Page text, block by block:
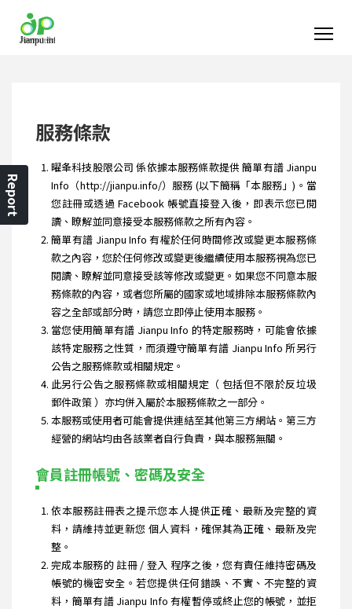
服務條款
曜夆科技股限公司 係依據本服務條款提供 簡單有譜 Jianpu
Info（http://jianpu.info/）服務 (以下簡稱「本服務」)。當
您註冊或透過 Facebook 帳號直接登入後，即表示您已閱
讀、瞭解並同意接受本服務條款之所有內容。
簡單有譜 Jianpu Info 有權於任何時間修改或變更本服務條
款之內容，您於任何修改或變更後繼續使用本服務視為您已
閱讀、瞭解並同意接受該等修改或變更。如果您不同意本服
務條款的內容，或者您所屬的國家或地域排除本服務條款內
容之全部或部分時，請您立即停止使用本服務。
當您使用簡單有譜 Jianpu Info 的特定服務時，可能會依據
該特定服務之性質，而須遵守簡單有譜 Jianpu Info 所另行
公告之服務條款或相關規定。
此另行公告之服務條款或相關規定（ 包括但不限於反垃圾
郵件政策 ）亦均併入屬於本服務條款之一部分。
本服務或使用者可能會提供連結至其他第三方網站。第三方
經營的網站均由各該業者自行負責，與本服務無關。
會員註冊帳號、密碼及安全
依本服務註冊表之提示您本人提供正確、最新及完整的資
料，請維持並更新您 個人資料，確保其為正確、最新及完
整。
完成本服務的 註冊 / 登入 程序之後，您有責任維持密碼及
帳號的機密安全。若您提供任何錯誤、不實、不完整的資
料，簡單有譜 Jianpu Info 有權暫停或終止您的帳號，並拒
Report